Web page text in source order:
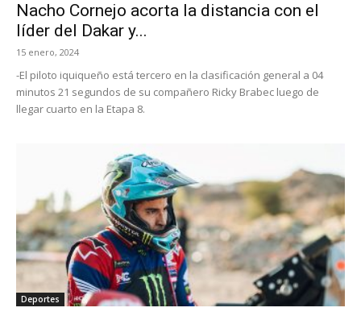
Nacho Cornejo acorta la distancia con el
líder del Dakar y...
15 enero, 2024
-El piloto iquiqueño está tercero en la clasificación general a 04
minutos 21 segundos de su compañero Ricky Brabec luego de
llegar cuarto en la Etapa 8.
Deportes